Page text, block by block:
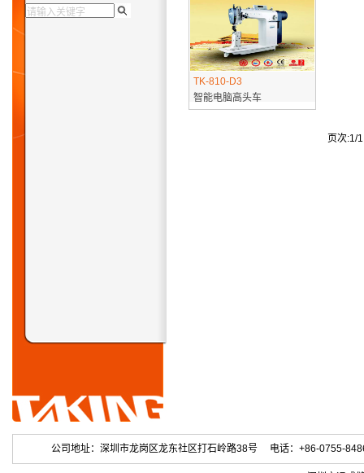
TK-810-D3
智能电脑高头车
页次
公司地址：深圳市龙岗区龙东社区打石岭路38号 电话：+86-